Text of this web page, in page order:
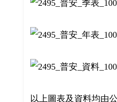
以上圖表及資料均由